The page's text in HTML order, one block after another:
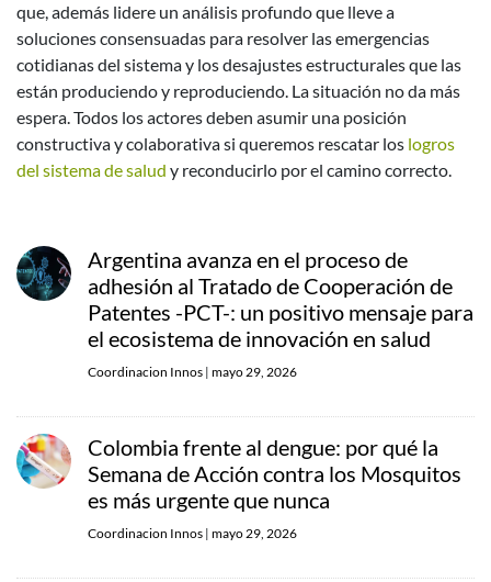
que, además lidere un análisis profundo que lleve a
soluciones consensuadas para resolver las emergencias
cotidianas del sistema y los desajustes estructurales que las
están produciendo y reproduciendo. La situación no da más
espera. Todos los actores deben asumir una posición
constructiva y colaborativa si queremos rescatar los logros
del sistema de salud y reconducirlo por el camino correcto.
Argentina avanza en el proceso de
adhesión al Tratado de Cooperación de
Patentes -PCT-: un positivo mensaje para
el ecosistema de innovación en salud
Coordinacion Innos | mayo 29, 2026
Colombia frente al dengue: por qué la
Semana de Acción contra los Mosquitos
es más urgente que nunca
Coordinacion Innos | mayo 29, 2026